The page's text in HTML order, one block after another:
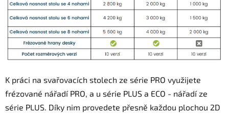
K práci na svařovacích stolech ze série PRO využijete
frézované nářadí PRO, a u série PLUS a ECO - nářadí ze
série PLUS. Díky nim provedete přesně každou plochou 2D